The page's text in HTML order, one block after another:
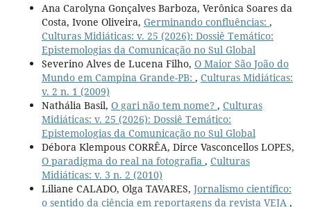
Ana Carolyna Gonçalves Barboza, Verônica Soares da
Costa, Ivone Oliveira, Germinando confluências: ,
Culturas Midiáticas: v. 25 (2026): Dossiê Temático:
Epistemologias da Comunicação no Sul Global
Severino Alves de Lucena Filho, O Maior São João do
Mundo em Campina Grande-PB: , Culturas Midiáticas:
v. 2 n. 1 (2009)
Nathália Basil, O gari não tem nome? , Culturas
Midiáticas: v. 25 (2026): Dossiê Temático:
Epistemologias da Comunicação no Sul Global
Débora Klempous CORRÊA, Dirce Vasconcellos LOPES,
O paradigma do real na fotografia , Culturas
Midiáticas: v. 3 n. 2 (2010)
Liliane CALADO, Olga TAVARES, Jornalismo científico:
o sentido da ciência em reportagens da revista VEJA ,